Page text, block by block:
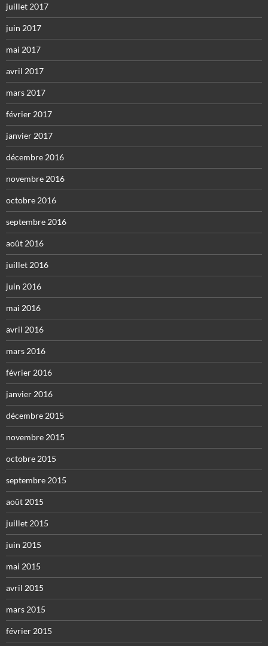
juillet 2017
juin 2017
mai 2017
avril 2017
mars 2017
février 2017
janvier 2017
décembre 2016
novembre 2016
octobre 2016
septembre 2016
août 2016
juillet 2016
juin 2016
mai 2016
avril 2016
mars 2016
février 2016
janvier 2016
décembre 2015
novembre 2015
octobre 2015
septembre 2015
août 2015
juillet 2015
juin 2015
mai 2015
avril 2015
mars 2015
février 2015